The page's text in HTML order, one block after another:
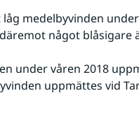
medelbyvinden
något blåsigare
under våren 2018
uppmättes vid